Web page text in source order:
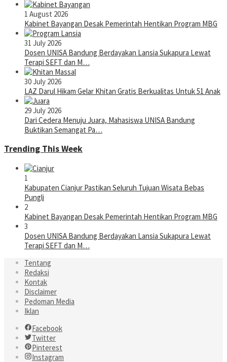
1 August 2026
Kabinet Bayangan Desak Pemerintah Hentikan Program MBG
31 July 2026
Dosen UNISA Bandung Berdayakan Lansia Sukapura Lewat
Terapi SEFT dan M…
30 July 2026
LAZ Darul Hikam Gelar Khitan Gratis Berkualitas Untuk 51 Anak
29 July 2026
Dari Cedera Menuju Juara, Mahasiswa UNISA Bandung
Buktikan Semangat Pa…
Trending This Week
1
Kabupaten Cianjur Pastikan Seluruh Tujuan Wisata Bebas
Pungli
2
Kabinet Bayangan Desak Pemerintah Hentikan Program MBG
3
Dosen UNISA Bandung Berdayakan Lansia Sukapura Lewat
Terapi SEFT dan M…
Tentang
Redaksi
Kontak
Disclaimer
Pedoman Media
Iklan
Facebook
Twitter
Pinterest
Instagram